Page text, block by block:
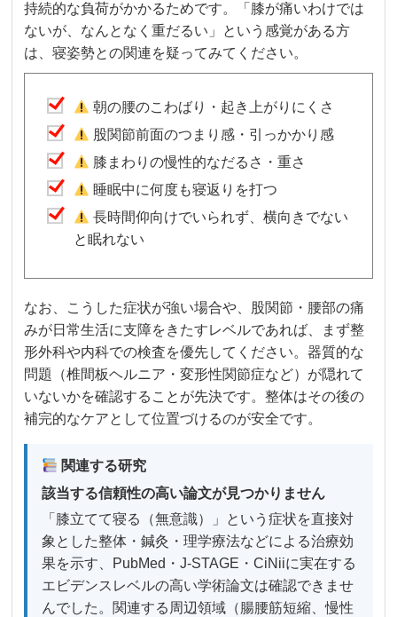
持続的な負荷がかかるためです。「膝が痛いわけでは
ないが、なんとなく重だるい」という感覚がある方
は、寝姿勢との関連を疑ってみてください。
朝の腰のこわばり・起き上がりにくさ
股関節前面のつまり感・引っかかり感
膝まわりの慢性的なだるさ・重さ
睡眠中に何度も寝返りを打つ
長時間仰向けでいられず、横向きでない
と眠れない
なお、こうした症状が強い場合や、股関節・腰部の痛
みが日常生活に支障をきたすレベルであれば、まず整
形外科や内科での検査を優先してください。器質的な
問題（椎間板ヘルニア・変形性関節症など）が隠れて
いないかを確認することが先決です。整体はその後の
補完的なケアとして位置づけるのが安全です。
関連する研究
該当する信頼性の高い論文が見つかりません
「膝立てて寝る（無意識）」という症状を直接対
象とした整体・鍼灸・理学療法などによる治療効
果を示す、PubMed・J-STAGE・CiNiiに実在する
エビデンスレベルの高い学術論文は確認できませ
んでした。関連する周辺領域（腸腰筋短縮、慢性